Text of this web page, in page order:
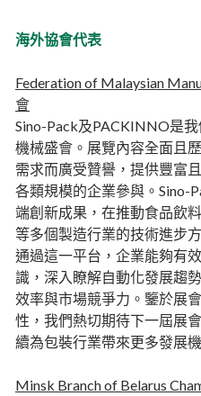
海外協會代表
Federation of Malaysian
會
Sino-Pack及PACKINNO是
機械盛會。展覽內容全面且
需求而廣受贊譽，提供豐富
各類規模的企業參與。Sino-
端創新成果，在推動食品飲
等多個製造行業的技術進步
通過這一平台，企業能夠有
識，深入瞭解自動化發展趨
效率與市場競爭力。鑒於展
性，我們熱切期待下一屆展
續為包裝行業帶來更多發展機
Minsk Branch of Belarus